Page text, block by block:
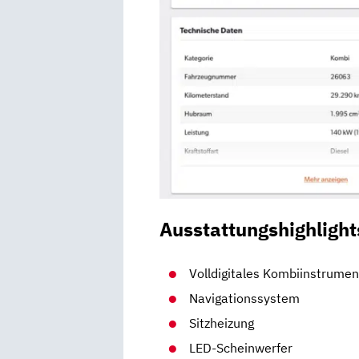
Volldigitales
Navigationssystem
Sitzheizung
LED-Scheinwerfer